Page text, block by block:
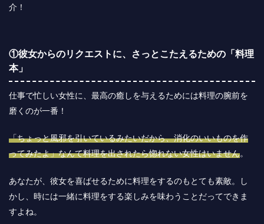
介！
①彼女からのリクエストに、さっとこたえるための「料理
本」
仕事で忙しい女性に、最高の癒しを与えるためには料理の腕前を
磨くのが一番！
「ちょっと風邪を引いているみたいだから、消化のいいものを作
ってみたよ」なんて料理を出されたら惚れない女性はいません。
あなたが、彼女を喜ばせるために料理をするのもとても素敵。し
かし、時には一緒に料理をする楽しみを味わうことだってできま
すよね。